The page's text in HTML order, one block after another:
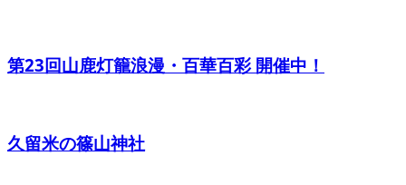
第23回山鹿灯籠浪漫・百華百彩 開催中！
久留米の篠山神社